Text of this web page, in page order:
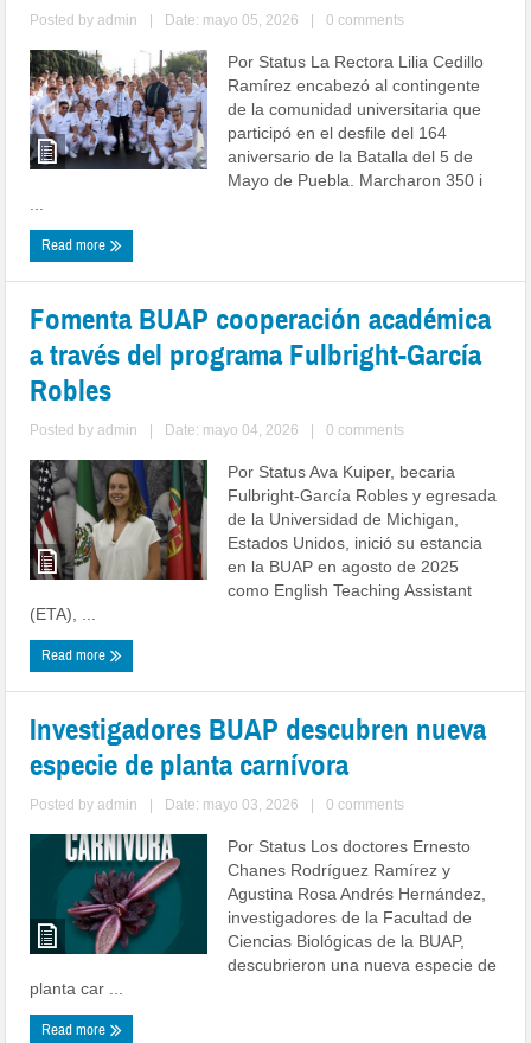
Posted byadmin Date: mayo 05, 2026 0 comments
Por Status La Rectora Lilia Cedillo
Ramírez encabezó al contingente
de la comunidad universitaria que
participó en el desfile del 164
aniversario de la Batalla del 5 de
Mayo de Puebla. Marcharon 350 i
Read more
Fomenta BUAP cooperación académica
a través del programa Fulbright-García
Robles
Posted byadmin Date: mayo 04, 2026 0 comments
Por Status Ava Kuiper, becaria
Fulbright-García Robles y egresada
de la Universidad de Michigan,
Estados Unidos, inició su estancia
en la BUAP en agosto de 2025
como English Teaching Assistant
(ETA), ...
Read more
Investigadores BUAP descubren nueva
especie de planta carnívora
Posted byadmin Date: mayo 03, 2026 0 comments
Por Status Los doctores Ernesto
Chanes Rodríguez Ramírez y
Agustina Rosa Andrés Hernández,
investigadores de la Facultad de
Ciencias Biológicas de la BUAP,
descubrieron una nueva especie de
planta car ...
Read more